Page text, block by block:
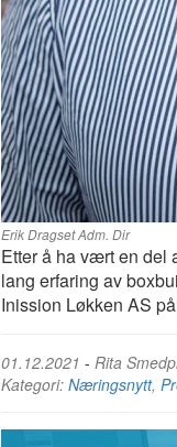
Erik Dragset Adm. Dir
Etter å ha vært en del
lang erfaring av
Inission Løkken AS
01.12.2021 - Rita
Kategori: Næringsnytt,